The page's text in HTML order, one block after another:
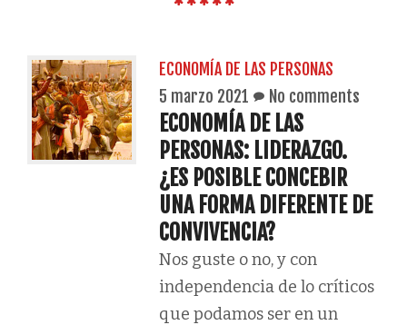
ECONOMÍA DE LAS PERSONAS
5 marzo 2021
No comments
ECONOMÍA DE LAS
PERSONAS: LIDERAZGO.
¿ES POSIBLE CONCEBIR
UNA FORMA DIFERENTE DE
CONVIVENCIA?
Nos guste o no, y con
independencia de lo críticos
que podamos ser en un